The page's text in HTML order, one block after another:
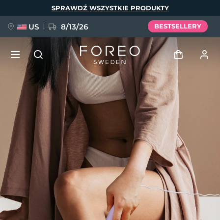
SPRAWDŹ WSZYSTKIE PRODUKTY
US 8/13/26 BESTSELLERY
Zaloguj
Profil użytkownika
Moje urządzenia
Moje zamówienia
Moje adresy
Moje subskrypcje
NOWOŚĆ
FAQ™ Pure Beauty-Tech Elixir
BREAKING NEWS
issa™ Teeth Whitening Set
Język
English Deutsch
Español
Français
Italiano
Português
Polski
Svenska
Русский
Türkçe
简体中文 繁體中文